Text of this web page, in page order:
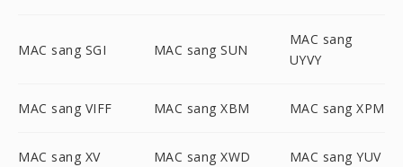
MAC sang SGI MAC sang SUN
MAC sang
UYVY
MAC sang VIFF MAC sang XBM MAC sang XPM
MAC sang XV MAC sang XWD MAC sang YUV